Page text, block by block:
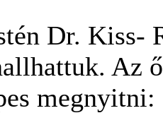
Dr. Kiss-
Az
megnyitni: